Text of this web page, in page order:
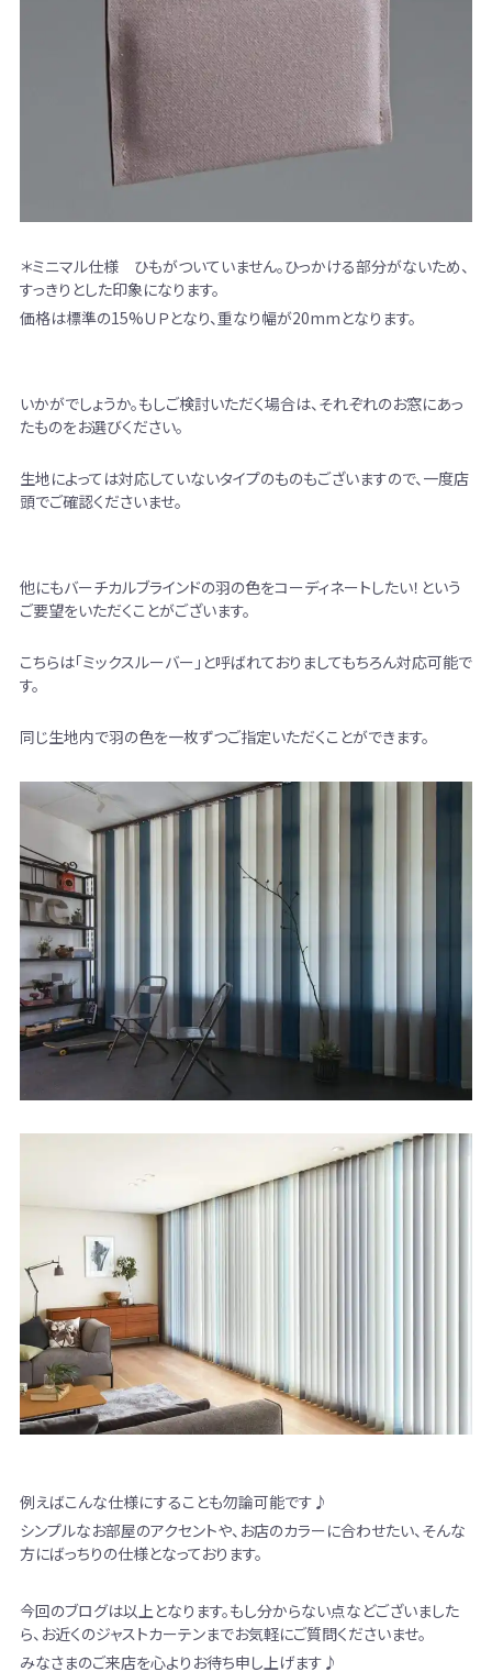
＊ミニマル仕様 ひもがついていません。ひっかける部分がないため、
すっきりとした印象になります。
価格は標準の15%ＵＰとなり、重なり幅が20mmとなります。
いかがでしょうか。もしご検討いただく場合は、それぞれのお窓にあっ
たものをお選びください。
生地によっては対応していないタイプのものもございますので、一度店
頭でご確認くださいませ。
他にもバーチカルブラインドの羽の色をコーディネートしたい！という
ご要望をいただくことがございます。
こちらは「ミックスルーバー」と呼ばれておりましてもちろん対応可能で
す。
同じ生地内で羽の色を一枚ずつご指定いただくことができます。
例えばこんな仕様にすることも勿論可能です♪
シンプルなお部屋のアクセントや、お店のカラーに合わせたい、そんな
方にばっちりの仕様となっております。
今回のブログは以上となります。もし分からない点などございました
ら、お近くのジャストカーテンまでお気軽にご質問くださいませ。
みなさまのご来店を心よりお待ち申し上げます♪